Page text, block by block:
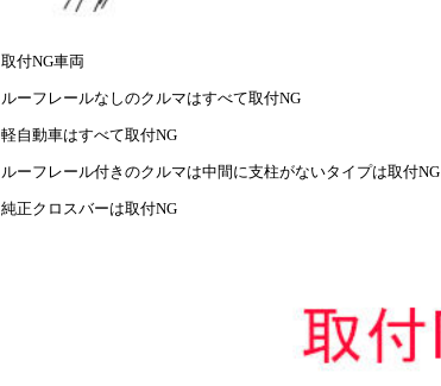
取付NG車両
ルーフレールなしのクルマはすべて取付NG
軽自動車はすべて取付NG
ルーフレール付きのクルマは中間に支柱がないタイプは取付NG
純正クロスバーは取付NG